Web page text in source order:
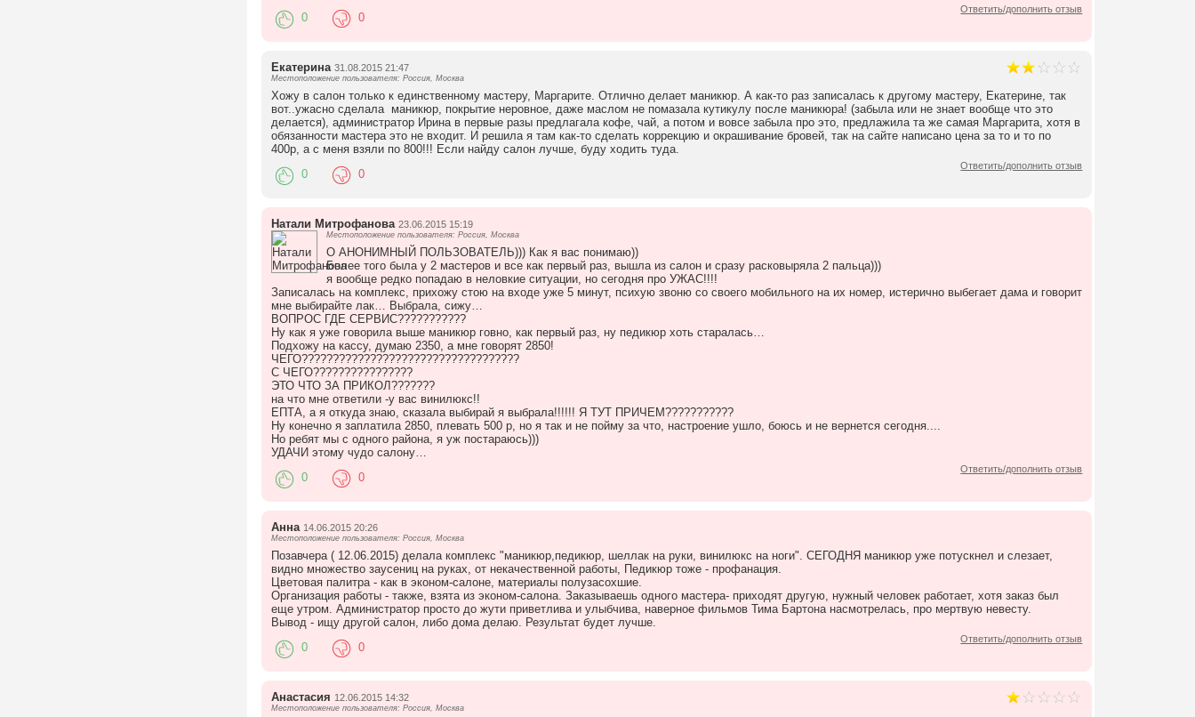
Ответить/дополнить отзыв
0 0
Екатерина 31.08.2015 21:47
Местоположение пользователя: Россия, Москва
Хожу в салон только к единственному мастеру, Маргарите. Отлично делает маникюр. А как-то раз записалась к другому мастеру, Екатерине, так
вот..ужасно сделала маникюр, покрытие неровное, даже маслом не помазала кутикулу после маникюра! (забыла или не знает вообще что это
делается), администратор Ирина в первые разы предлагала кофе, чай, а потом и вовсе забыла про это, предлажила та же самая Маргарита, хотя в
обязанности мастера это не входит. И решила я там как-то сделать коррекцию и окрашивание бровей, так на сайте написано цена за то и то по
400р, а с меня взяли по 800!!! Если найду салон лучше, буду ходить туда.
Ответить/дополнить отзыв
0 0
Натали Митрофанова 23.06.2015 15:19
Местоположение пользователя: Россия, Москва
О АНОНИМНЫЙ ПОЛЬЗОВАТЕЛЬ))) Как я вас понимаю))
Более того была у 2 мастеров и все как первый раз, вышла из салон и сразу расковыряла 2 пальца)))
я вообще редко попадаю в неловкие ситуации, но сегодня про УЖАС!!!!
Записалась на комплекс, прихожу стою на входе уже 5 минут, психую звоню со своего мобильного на их номер, истерично выбегает дама и говорит
мне выбирайте лак… Выбрала, сижу…
ВОПРОС ГДЕ СЕРВИС???????????
Ну как я уже говорила выше маникюр говно, как первый раз, ну педикюр хоть старалась…
Подхожу на кассу, думаю 2350, а мне говорят 2850!
ЧЕГО???????????????????????????????????
С ЧЕГО????????????????
ЭТО ЧТО ЗА ПРИКОЛ???????
на что мне ответили -у вас винилюкс!!
ЕПТА, а я откуда знаю, сказала выбирай я выбрала!!!!!! Я ТУТ ПРИЧЕМ???????????
Ну конечно я заплатила 2850, плевать 500 р, но я так и не пойму за что, настроение ушло, боюсь и не вернется сегодня....
Но ребят мы с одного района, я уж постараюсь)))
УДАЧИ этому чудо салону…
Ответить/дополнить отзыв
0 0
Анна 14.06.2015 20:26
Местоположение пользователя: Россия, Москва
Позавчера ( 12.06.2015) делала комплекс "маникюр,педикюр, шеллак на руки, винилюкс на ноги". СЕГОДНЯ маникюр уже потускнел и слезает,
видно множество заусениц на руках, от некачественной работы, Педикюр тоже - профанация.
Цветовая палитра - как в эконом-салоне, материалы полузасохшие.
Организация работы - также, взята из эконом-салона. Заказываешь одного мастера- приходят другую, нужный человек работает, хотя заказ был
еще утром. Администратор просто до жути приветлива и улыбчива, наверное фильмов Тима Бартона насмотрелась, про мертвую невесту.
Вывод - ищу другой салон, либо дома делаю. Результат будет лучше.
Ответить/дополнить отзыв
0 0
Анастасия 12.06.2015 14:32
Местоположение пользователя: Россия, Москва